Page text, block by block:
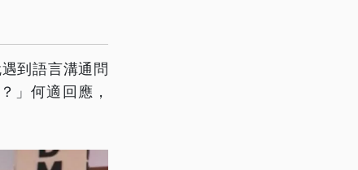
到語言溝通問
」何適回應，